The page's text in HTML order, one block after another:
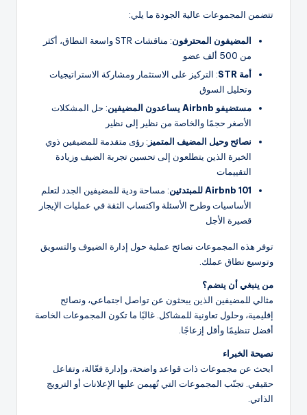
تتضمن المجموعات عالية الجودة ما يلي:
المضيفون المحترفون
: مناقشات STR واسعة النطاق، أكثر
من 500 ألف عضو
أمة STR
: التركيز على الاستثمار ومشاركة الاستراتيجيات
وتحليل السوق
مستضيفو Airbnb يساعدون المضيفين
: حل المشكلات
الأصغر حجمًا والخاصة من نظير إلى نظير
نصائح وحيل المضيف المتميز : رؤى متقدمة للمضيفين ذوي
الخبرة الذين يتطلعون إلى تحسين تجربة الضيف وزيادة
التقييمات
Airbnb 101 للمبتدئين
: مساحة ودية للمضيفين الجدد لتعلم
الأساسيات وطرح الأسئلة واكتساب الثقة في عمليات الإيجار
قصيرة الأجل
توفر هذه المجموعات نصائح عملية حول إدارة الضيوف والتسويق
وتوسيع نطاق عملك.
من ينبغي أن ينضم؟
مثالي للمضيفين الذين يبحثون عن تواصل اجتماعي، ونصائح
إقليمية، وحلول تعاونية للمشاكل. غالبًا ما تكون المجموعات الخاصة
أفضل تنظيمًا وأقل إزعاجًا.
نصيحة الخبراء
ابحث عن مجموعات ذات قواعد واضحة، وإدارة فعّالة، وتفاعل
حقيقي. تجنّب المجموعات التي تُهيمن عليها الإعلانات أو الترويج
الذاتي.